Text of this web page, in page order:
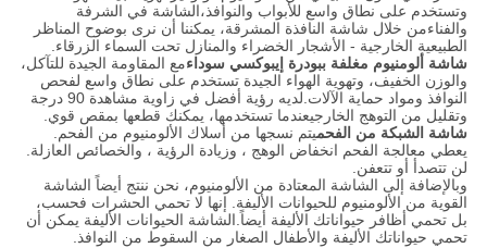
وتستخدم على نطاق واسع للأبواب والنوافذ،الشاشة في الشرفة
والفناءمن خلال شاشة النافذة المشرقة، يمكننا أن نرى بوضوح المناظر
الطبيعية الخارجية - الأشجار الخضراء والمنازل تحت السماء الزرقاء.
شاشة ألومنيوم مغلفة ببودرة إيبوكسي سوداءمع المقاومة الجيدة للتآكل،
والوزن الخفيف، وتهوية الهواء الجيدة تستخدم على نطاق واسع لفحص
النوافذ ومواد حماية الآلات.لديه رؤية أفضل في زاوية مشاهدة 90 درجة
وتقليل من التوهج الخارجيعندما تستخدمها، يمكنك قطعها بمقص قوي.
شاشة الشبكة من الفحميتم نسجها من أسلاك الألومنيوم من الفحم.
يعطي معالجة الفحم انخفاض الوهج ، وزيادة الرؤية ، والخصائص العازلة.
لن تتصدأ أو تتعفن.
وبالإضافة إلى الشاشة المعتادة من الألومنيوم، نحن ننتج أيضاً الشاشة
القوية من الألومنيوم للحيوانات الأليفة. إنها لا تحمي الحشرات فحسب،
بل تحمي أظافر حيواناتك الأليفة أيضاً.الشاشة الحيوانات الأليفة يمكن أن
تحمي حيواناتك الأليفة والأطفال الصغار من السقوط من النوافذ.